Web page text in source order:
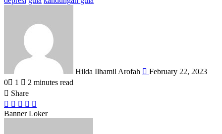
Hilda Ilhamil Arofah
February 22, 2023
0
1
2 minutes read
Share
Facebook
X LinkedIn
WhatsApp
via
Email
Banner Loker